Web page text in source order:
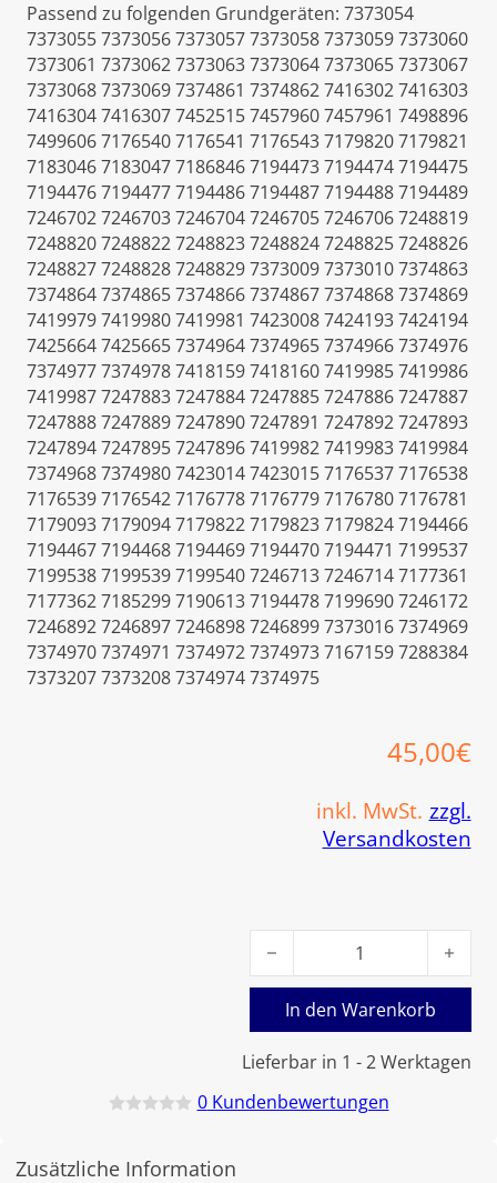
Passend zu folgenden Grundgeräten: 7373054
7373055 7373056 7373057 7373058 7373059 7373060
7373061 7373062 7373063 7373064 7373065 7373067
7373068 7373069 7374861 7374862 7416302 7416303
7416304 7416307 7452515 7457960 7457961 7498896
7499606 7176540 7176541 7176543 7179820 7179821
7183046 7183047 7186846 7194473 7194474 7194475
7194476 7194477 7194486 7194487 7194488 7194489
7246702 7246703 7246704 7246705 7246706 7248819
7248820 7248822 7248823 7248824 7248825 7248826
7248827 7248828 7248829 7373009 7373010 7374863
7374864 7374865 7374866 7374867 7374868 7374869
7419979 7419980 7419981 7423008 7424193 7424194
7425664 7425665 7374964 7374965 7374966 7374976
7374977 7374978 7418159 7418160 7419985 7419986
7419987 7247883 7247884 7247885 7247886 7247887
7247888 7247889 7247890 7247891 7247892 7247893
7247894 7247895 7247896 7419982 7419983 7419984
7374968 7374980 7423014 7423015 7176537 7176538
7176539 7176542 7176778 7176779 7176780 7176781
7179093 7179094 7179822 7179823 7179824 7194466
7194467 7194468 7194469 7194470 7194471 7199537
7199538 7199539 7199540 7246713 7246714 7177361
7177362 7185299 7190613 7194478 7199690 7246172
7246892 7246897 7246898 7246899 7373016 7374969
7374970 7374971 7374972 7374973 7167159 7288384
7373207 7373208 7374974 7374975
45,00€
inkl. MwSt. zzgl.
Versandkosten
Lieferbar in 1 - 2 Werktagen
Viessmann
In den Warenkorb
e
0Kundenbewertungen
Zusätzliche Information